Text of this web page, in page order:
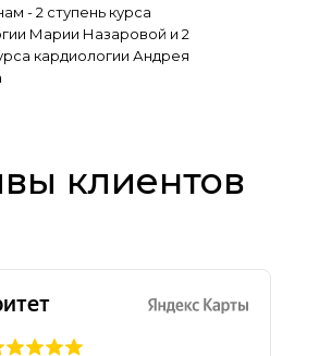
- 2 ступень курса
Марии Назаровой и 2
кардиологии Андрея
клиентов